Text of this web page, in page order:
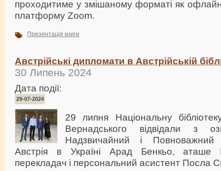
проходитиме у змішаному форматі як
платформу Zoom.
Презентація книги
Австрійські дипломати в Австрійській
30 Липень 2024
Дата події:
29-07-2024
29 липня Національну
Вернадського відвідали з
Надзвичайний і Повноважний
Австрія в Україні Арад Бенкьо, аташе
перекладач і персональний асистент Посла